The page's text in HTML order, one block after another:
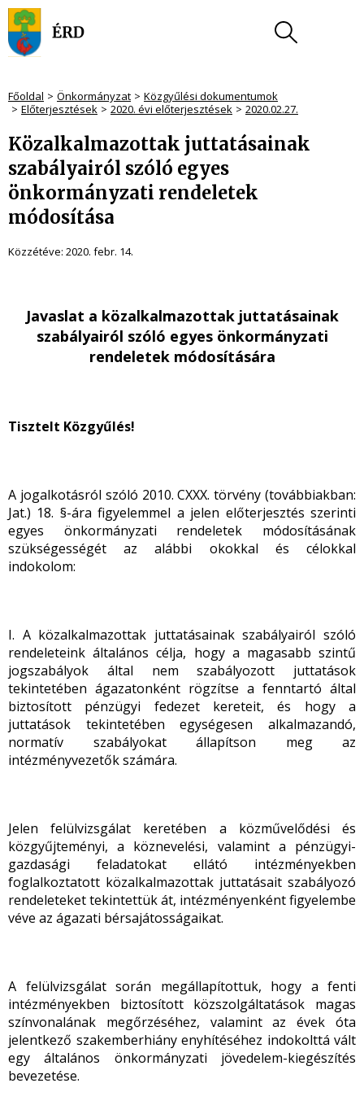
Főoldal Önkormányzat
Közgyűlési dokumentumok
Előterjesztések
2020. évi előterjesztések 2020.02.27.
Közalkalmazottak juttatásainak
szabályairól szóló egyes
önkormányzati rendeletek
módosítása
Közzétéve: 2020. febr. 14.
Javaslat a közalkalmazottak juttatásainak
szabályairól szóló egyes önkormányzati
rendeletek módosítására
Tisztelt Közgyűlés!
A jogalkotásról szóló 2010. CXXX. törvény (továbbiakban:
Jat.) 18. §-ára figyelemmel a jelen előterjesztés szerinti
egyes önkormányzati rendeletek módosításának
szükségességét az alábbi okokkal és célokkal
indokolom:
I. A közalkalmazottak juttatásainak szabályairól szóló
rendeleteink általános célja, hogy a magasabb szintű
jogszabályok által nem szabályozott juttatások
tekintetében ágazatonként rögzítse a fenntartó által
biztosított pénzügyi fedezet kereteit, és hogy a
juttatások tekintetében egységesen alkalmazandó,
normatív szabályokat állapítson meg az
intézményvezetők számára.
Jelen felülvizsgálat keretében a közművelődési és
közgyűjteményi, a köznevelési, valamint a pénzügyi-
gazdasági feladatokat ellátó intézményekben
foglalkoztatott közalkalmazottak juttatásait szabályozó
rendeleteket tekintettük át, intézményenként figyelembe
véve az ágazati bérsajátosságaikat.
A felülvizsgálat során megállapítottuk, hogy a fenti
intézményekben biztosított közszolgáltatások magas
színvonalának megőrzéséhez, valamint az évek óta
jelentkező szakemberhiány enyhítéséhez indokolttá vált
egy általános önkormányzati jövedelem-kiegészítés
bevezetése.